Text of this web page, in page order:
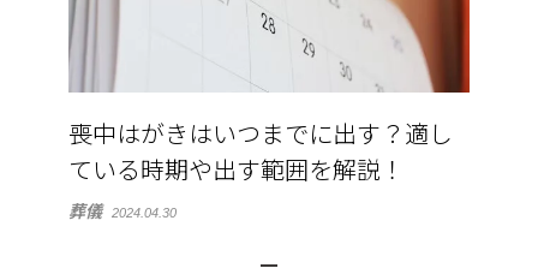
喪中はがきはいつまでに出す？適し
ている時期や出す範囲を解説！
葬儀 2024.04.30